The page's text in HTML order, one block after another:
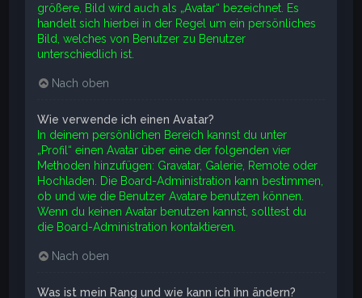
größere, Bild wird auch als „Avatar“ bezeichnet. Es
handelt sich hierbei in der Regel um ein persönliches
Bild, welches von Benutzer zu Benutzer
unterschiedlich ist.
Nach oben
Wie verwende ich einen Avatar?
In deinem persönlichen Bereich kannst du unter
„Profil“ einen Avatar über eine der folgenden vier
Methoden hinzufügen: Gravatar, Galerie, Remote oder
Hochladen. Die Board-Administration kann bestimmen,
ob und wie die Benutzer Avatare benutzen können.
Wenn du keinen Avatar benutzen kannst, solltest du
die Board-Administration kontaktieren.
Nach oben
Was ist mein Rang und wie kann ich ihn ändern?